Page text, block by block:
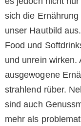
sich die
unser Hautbild
Food und
und unrein wirken.
ausgewogene
strahlend rüber.
sind auch
mehr als